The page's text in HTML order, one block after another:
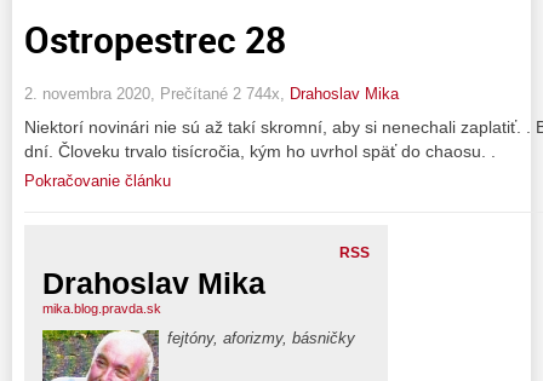
Ostropestrec 28
2. novembra 2020, Prečítané 2 744x, Drahoslav Mika
Niektorí novinári nie sú až takí skromní, aby si nenechali zaplatiť. .
dní. Človeku trvalo tisícročia, kým ho uvrhol späť do chaosu. .
Pokračovanie článku
RSS
Drahoslav Mika
mika.blog.pravda.sk
fejtóny, aforizmy, básničky